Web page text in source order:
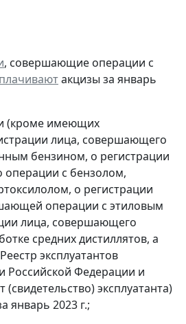
, совершающие операции с
акцизы за январь
(кроме имеющих
лица, совершающего
бензином, о регистрации
с бензолом,
о регистрации
операции с этиловым
лица, совершающего
средних дистиллятов, а
эксплуатантов
Российской Федерации и
эксплуатанта)
январь 2023 г.;